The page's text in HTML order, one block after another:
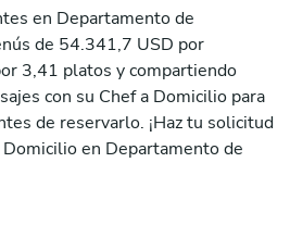
en Departamento de
de 54.341,7 USD por
3,41 platos y compartiendo
con su Chef a Domicilio para
de reservarlo. ¡Haz tu solicitud
en Departamento de